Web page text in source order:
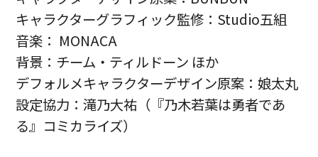
キャラクターグラフィック監修：Studio五組
音楽： MONACA
背景：チーム・ティルドーン ほか
デフォルメキャラクターデザイン原案：娘太丸
設定協力：滝乃大祐（『乃木若葉は勇者であ
る』コミカライズ）